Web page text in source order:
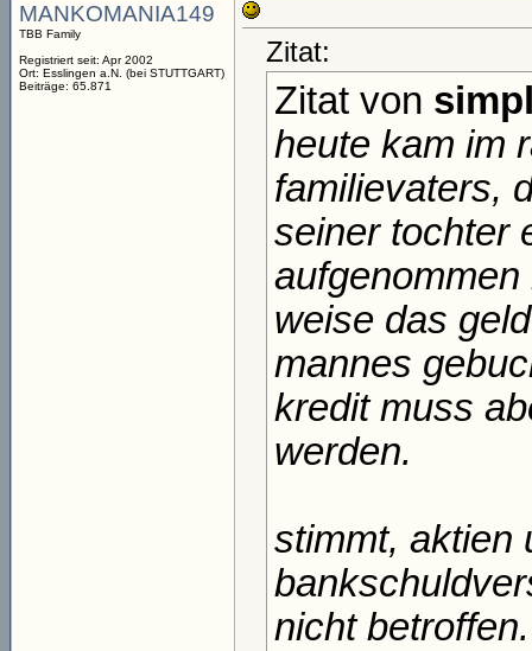
MANKOMANIA149
TBB Family
Registriert seit: Apr 2002
Ort: Esslingen a.N. (bei STUTTGART)
Beiträge: 65.871
Zitat:
Zitat von
heute kam im
familievaters,
seiner tochter
weise das
mannes
kredit muss
werden.
stimmt, aktien
nicht betroffen.